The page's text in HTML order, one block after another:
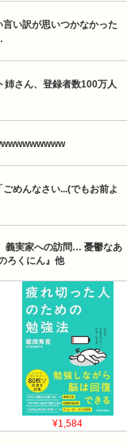
い訳が思いつかなかった
姉さん、登録者数100万人
めんなさい...(でもお前よ
義実家への訪問… 憂鬱なあ
ろくにん』他
¥1,584